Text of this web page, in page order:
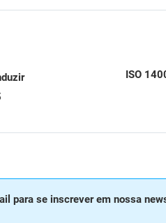
ISO
para se inscrever em nossa